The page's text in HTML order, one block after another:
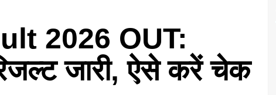
2026 OUT:
जारी, ऐसे करें चेक